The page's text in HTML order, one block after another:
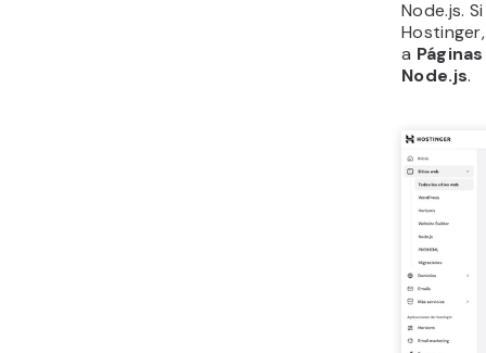
Node.js.
a
Node.js.